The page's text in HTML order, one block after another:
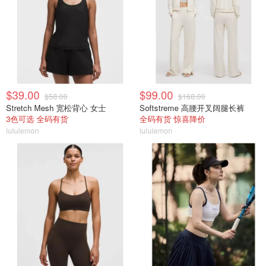
$39.00 $58.00
Stretch Mesh 宽松背心 女士
3色可选 全码有货
lululemon
$99.00 $168.00
Softstreme 高腰开叉阔腿长裤
全码有货 惊喜降价
lululemon